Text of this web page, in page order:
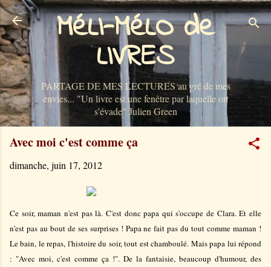
Accéder au contenu principal
MéLI-MéLO de
LIVRES
PARTAGE DE MES LECTURES au gré de mes
envies... "Un livre est une fenêtre par laquelle on
s'évade" Julien Green
Avec moi c'est comme ça
dimanche, juin 17, 2012
Ce soir, maman n'est pas là. C'est donc papa qui s'occupe de Clara. Et elle
n'est pas au bout de ses surprises ! Papa ne fait pas du tout comme maman !
Le bain, le repas, l'histoire du soir, tout est chamboulé. Mais papa lui répond
: "Avec moi, c'est comme ça !". De la fantaisie, beaucoup d'humour, des